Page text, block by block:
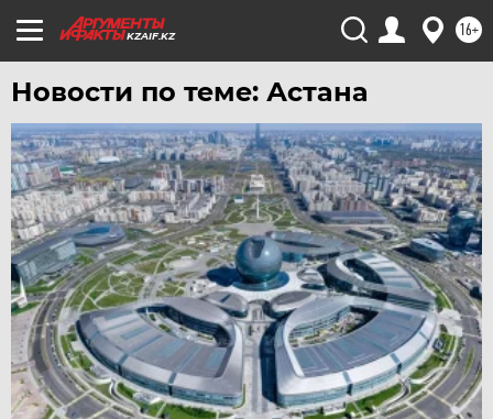
KZAIF.KZ 16+
Новости по теме: Астана